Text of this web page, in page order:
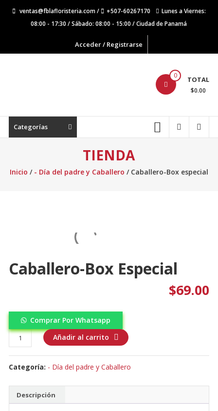
contenido
ventas@fblafloristeria.com / +507-60267170
Lunes a Viernes:
08:00 - 17:30 / Sábado: 08:00 - 15:00 / Ciudad de Panamá
Acceder / Registrarse
0 TOTAL
$0.00
Categorías
TIENDA
Inicio / - Día del padre y Caballero / Caballero-Box especial
Caballero-Box Especial
$69.00
Comprar Por Whatsapp
Caballero-
Box
especial
cantidad
Añadir al carrito
Categoría: - Día del padre y Caballero
Descripción